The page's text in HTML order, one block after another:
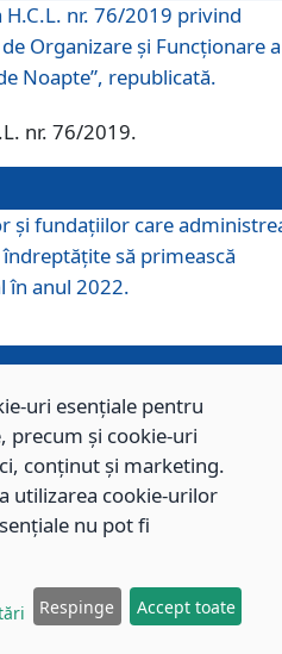
nr. 76/2019 privind
Organizare şi Funcționare
Noapte”, republicată.
nr. 76/2019.
şi fundaţiilor care
să primească
în anul 2022.
acţiuni sau lucrări de interes
nr. 709/2020 privind
Organizare şi Funcţionare
Braşov.
uri esențiale pentru
precum și cookie-uri
conținut și marketing.
utilizarea cookie-urilor
nu pot fi
Respinge Accept toate